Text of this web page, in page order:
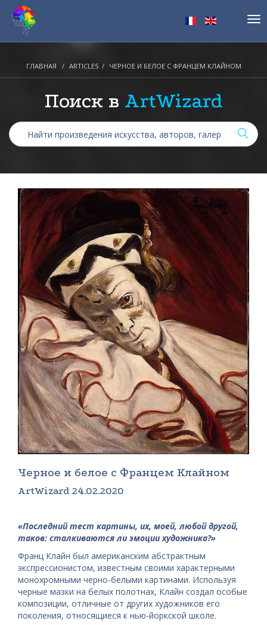
ГЛАВНАЯ ARTICLES ЧЕРНОЕ И БЕЛОЕ С ФРАНЦЕМ КЛАЙНОМ
Поиск в ArtWizard
Черное и белое с Францем Клайном
ArtWizard 24.02.2020
«Последний тест картины, их, моей, любой другой,
таков: сталкиваются ли эмоции художника?»
Франц Клайн был американским абстрактным
экспрессионистом, известным своими характерными
монохромными черно-белыми картинами. Используя
черные мазки на белых полотнах, Клайн создал особые
композиции, отличные от других художников его
поколения, относящиеся к нью-йоркской школе.